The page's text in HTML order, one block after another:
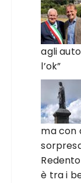
agli
l’ok”
ma con
è tra i